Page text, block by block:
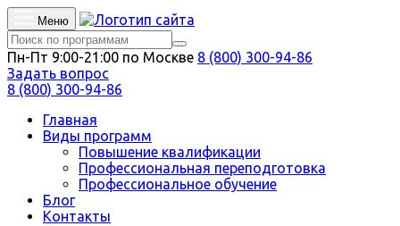
Меню
Пн-Пт 9:00-21:00 по Москве 8 (800) 300-94-86
Задать вопрос
8 (800) 300-94-86
Главная
Виды программ
Повышение квалификации
Профессиональная переподготовка
Профессиональное обучение
Блог
Контакты